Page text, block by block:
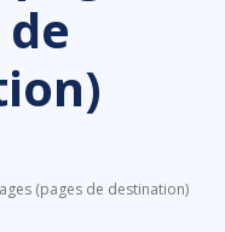
(pages de destination)